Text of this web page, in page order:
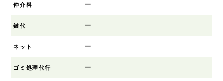
仲介料 ー
鍵代 ー
ネット ー
ゴミ処理代行 ー